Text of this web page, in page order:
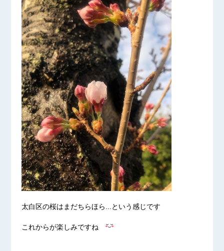
太白区の桜はまだちらほら...という感じです
これからが楽しみですね